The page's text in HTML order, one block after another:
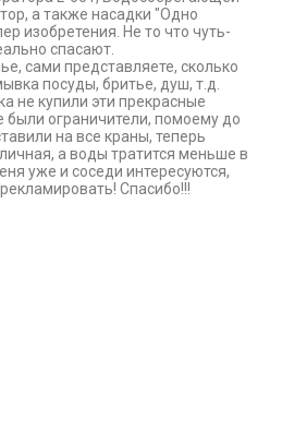
а также насадки "Одно
изобретения. Не то что чуть-
спасают.
сами представляете, сколько
посуды, бритье, душ, т.д.
не купили эти прекрасные
были ограничители, помоему до
на все краны, теперь
а воды тратится меньше в
уже и соседи интересуются,
Спасибо!!!